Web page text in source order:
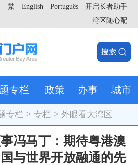
开启长者助手
Português
English
繁
湾区随心配
专栏 政策 办事 城市
专栏 >专栏 >外眼看大湾区
冯马丁：期待粤港澳
与世界开放融通的先